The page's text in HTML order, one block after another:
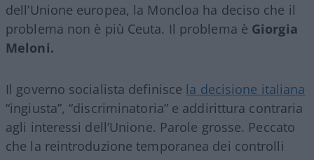
dell’Unione europea, la Moncloa ha deciso che il
problema non è più Ceuta. Il problema è Giorgia
Meloni.
Il governo socialista definisce la decisione italiana
“ingiusta”, “discriminatoria” e addirittura contraria
agli interessi dell’Unione. Parole grosse. Peccato
che la reintroduzione temporanea dei controlli